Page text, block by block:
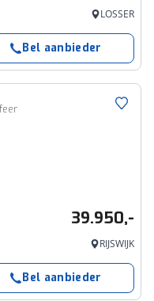
LOSSER
Bel aanbieder
39.950,-
RIJSWIJK
Bel aanbieder